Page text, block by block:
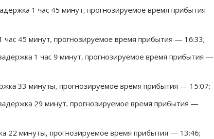
1 час 45 минут, прогнозируемое время прибытия
45 минут, прогнозируемое время прибытия — 16:33;
1 час 9 минут, прогнозируемое время прибытия —
33 минуты, прогнозируемое время прибытия — 15:07;
29 минут, прогнозируемое время прибытия —
минуты, прогнозируемое время прибытия — 13:46;